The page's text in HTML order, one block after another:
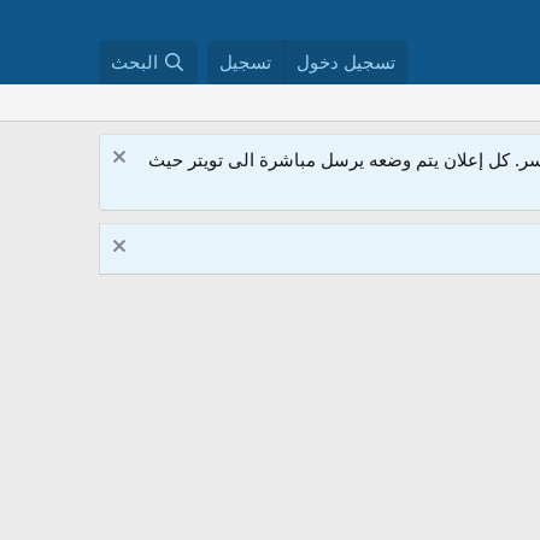
تسجيل دخول تسجيل البحث
كل إعلان يتم وضعه يرسل مباشرة الى تويتر حيث